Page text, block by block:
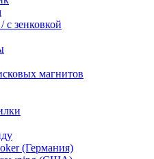
с зенковкой
магнитов
(Германия)